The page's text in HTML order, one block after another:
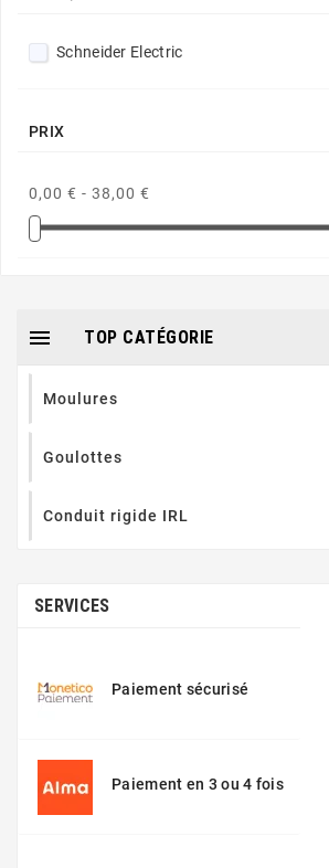
Schneider Electric
PRIX
0,00 € - 38,00 €
TOP CATÉGORIE

Moulures
Goulottes
Conduit rigide IRL
SERVICES
Paiement sécurisé
Paiement en 3 ou 4 fois